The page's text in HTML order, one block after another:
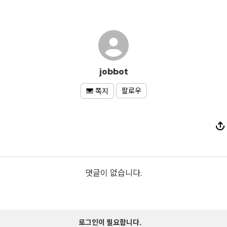
jobbot
쪽지 팔로우
댓글이 없습니다.
로그인이 필요합니다.